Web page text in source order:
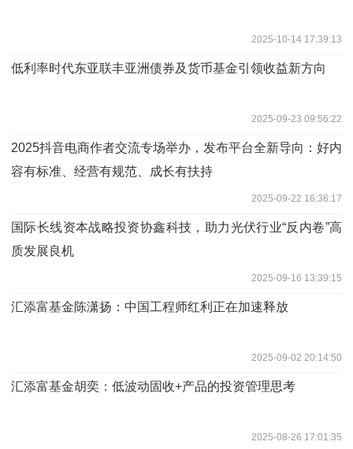
2025-10-14 17:39:13
低利率时代东亚联丰亚洲债券及货币基金引领收益新方向
2025-09-23 09:56:22
2025抖音电商作者交流专场举办，发布平台全新导向：好内
容有标准、经营有规范、成长有扶持
2025-09-22 16:36:17
国际长线资本战略投资协鑫科技，助力光伏行业“反内卷”高
质发展良机
2025-09-16 13:39:15
汇添富基金陈潇扬：中国工程师红利正在加速释放
2025-09-02 20:14:50
汇添富基金胡奕：低波动固收+产品的投资管理思考
2025-08-26 17:01:35